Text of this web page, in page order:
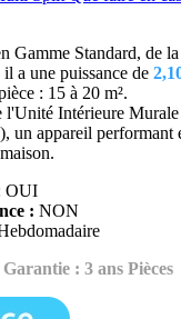
Gamme Standard, de
il a une puissance de
: 15 à 20 m².
l'Unité Intérieure
un appareil performant
OUI
: NON
Garantie : 3 ans Pièces